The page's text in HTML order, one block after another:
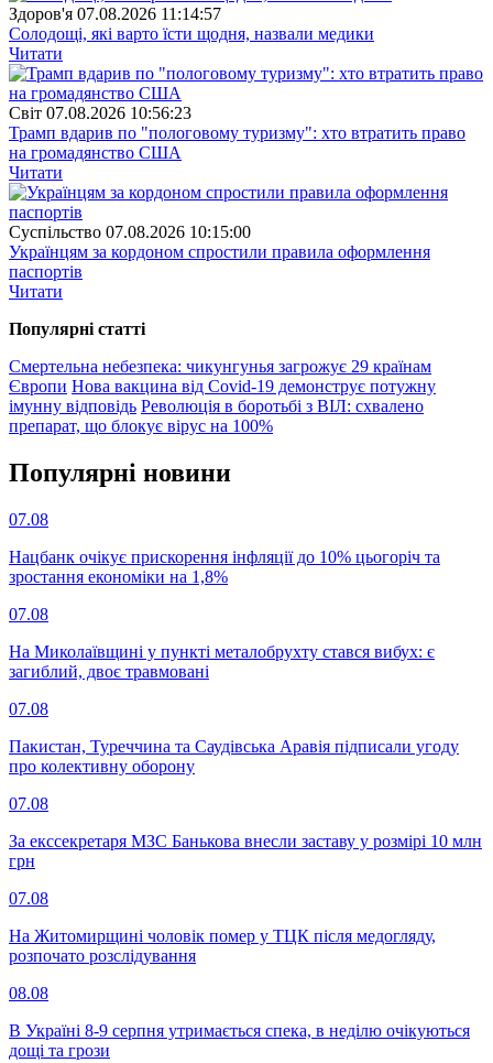
Здоров'я 07.08.2026 11:14:57
Солодощі, які варто їсти щодня, назвали медики
Читати
Свiт 07.08.2026 10:56:23
Трамп вдарив по "пологовому туризму": хто втратить право
на громадянство США
Читати
Суспiльство 07.08.2026 10:15:00
Українцям за кордоном спростили правила оформлення
паспортів
Читати
Популярнi статтi
Смертельна небезпека: чикунгунья загрожує 29 країнам
Європи Нова вакцина від Covid-19 демонструє потужну
імунну відповідь Революція в боротьбі з ВІЛ: схвалено
препарат, що блокує вірус на 100%
Популярнi новини
07.08
Нацбанк очікує прискорення інфляції до 10% цьогоріч та
зростання економіки на 1,8%
07.08
На Миколаївщині у пункті металобрухту стався вибух: є
загиблий, двоє травмовані
07.08
Пакистан, Туреччина та Саудівська Аравія підписали угоду
про колективну оборону
07.08
За екссекретаря МЗС Банькова внесли заставу у розмірі 10 млн
грн
07.08
На Житомирщині чоловік помер у ТЦК після медогляду,
розпочато розслідування
08.08
В Україні 8-9 серпня утримається спека, в неділю очікуються
дощі та грози